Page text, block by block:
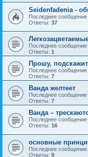
Seidenfadenia -
Последнее сообщение
Ответы: 37
Последнее сообщение
Ответы: 1
Прошу,
Последнее сообщение
Ответы: 7
Ванда желтеет
Последнее сообщение
Ответы: 7
Ванда –
Последнее сообщение
Ответы: 16
основные
Последнее сообщение
Ответы: 9